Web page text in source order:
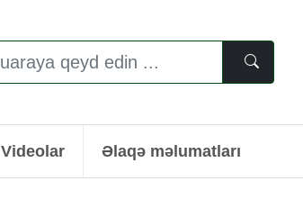
Videolar Əlaqə məlumatları